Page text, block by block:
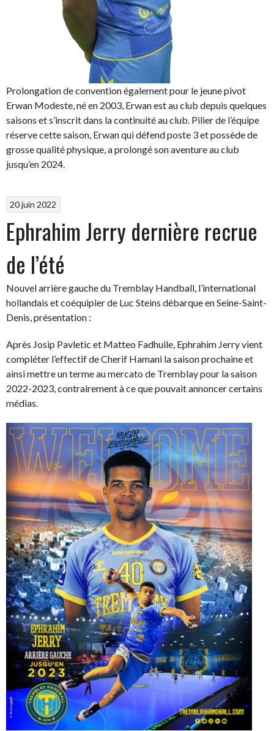
Prolongation de convention également pour le jeune pivot
Erwan Modeste, né en 2003, Erwan est au club depuis quelques
saisons et s’inscrit dans la continuité au club. Pilier de l’équipe
réserve cette saison, Erwan qui défend poste 3 et possède de
grosse qualité physique, a prolongé son aventure au club
jusqu’en 2024.
20 juin 2022
Ephrahim Jerry dernière recrue
de l’été
Nouvel arrière gauche du Tremblay Handball, l’international
hollandais et coéquipier de Luc Steins débarque en Seine-Saint-
Denis, présentation :
Après Josip Pavletic et Matteo Fadhuile, Ephrahim Jerry vient
compléter l’effectif de Cherif Hamani la saison prochaine et
ainsi mettre un terme au mercato de Tremblay pour la saison
2022-2023, contrairement à ce que pouvait annoncer certains
médias.